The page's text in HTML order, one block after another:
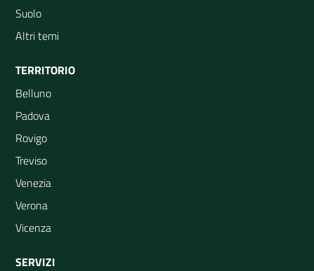
Suolo
Altri temi
TERRITORIO
Belluno
Padova
Rovigo
Treviso
Venezia
Verona
Vicenza
SERVIZI